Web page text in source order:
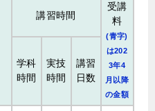
講習時間
受講
料
(青字)
は202
3年4
月以降
の金額
学科
時間
実技
時間
講習
日数